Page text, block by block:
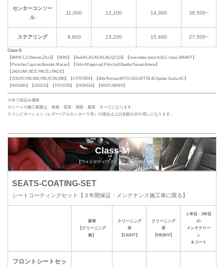
センターコンソー
ル
11,000 12,100 14,300 38,500~
ステアリング 8,800 13,200 15,400 27,500~
Class-S
【BMW:1,2,3Series,Z4,i3】【MINI】【AudiA1,A3,A4,A5,A6,Q2,Q3】【mercedes-benz:A,B,C-class,SMART】
【Porsche:Cayman,Boxster,Macan】【VolcsWagen:up!,Polo,Golf,Beetle,Passat,Arteon】
【JAGUAR:XE,E-PACE,I-PACE】
【VOLVO:V40,S60,V60,XC60,S90】【CITROËN】【Alfa Romeo:MITO,GIULIETTA,4CSpider,Giulia,4C】
【NISSAN】【LEXUS】【TOYOTA】【HONDA】【MISTUBISHI】
※全て税込み価格
※シートの施工範囲は 座面・背面・側面・裏面 すべてになります。
※コンビネーション（レザー+アルカンターラ等）の場合は上記金額の10％増しになります。
Class-M
【ワイドボディ/ラグジュアリー/SUV】
SEATS-COATING-SET
シートコーティングセット【３年間保証：メンテナンス施工車に限る】
新車
【クリーニング
無】
クリーニング
有
【LIGHT】
クリーニング
有
【HEAVY】
１年目・2年目
の
メンテクリー
ン
＆コート
フロントシートセッ